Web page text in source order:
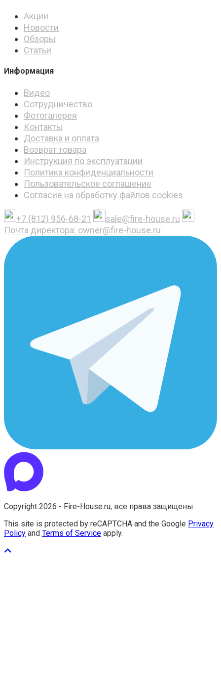
Акции
Новости
Обзоры
Статьи
Информация
Видео
Сотрудничество
Фотогалерея
Контакты
Доставка и оплата
Возврат товара
Инструкция по эксплуатации
Политика конфиденциальности
Пользовательское соглашение
Согласие на обработку файлов cookies
+7 (812) 956-68-21
sale@fire-house.ru
Почта директора: owner@fire-house.ru
Copyright 2026 - Fire-House.ru, все права защищены
This site is protected by reCAPTCHA and the Google Privacy
Policy and Terms of Service apply.